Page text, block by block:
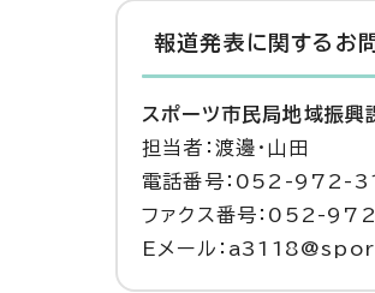
報道発表に関するお
スポーツ市民局地域振興
担当者：渡邊・山田
電話番号：052-972-
ファクス番号：052-
Eメール：